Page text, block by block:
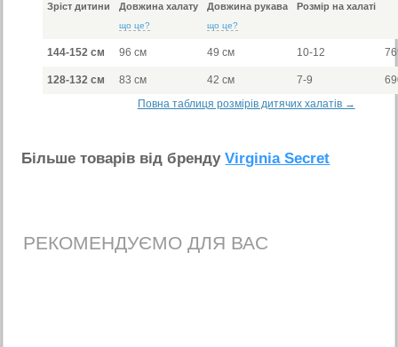
Зріст дитини Довжина халату
що це?
Довжина рукава
що це?
Розмір на халаті
144-152 см 96 см 49 см 10-12
128-132 см 83 см 42 см 7-9
Повна таблиця розмірів дитячих халатів →
Бiльше товарiв вiд брендуVirginia Secret
РЕКОМЕНДУЄМО ДЛЯ ВАС